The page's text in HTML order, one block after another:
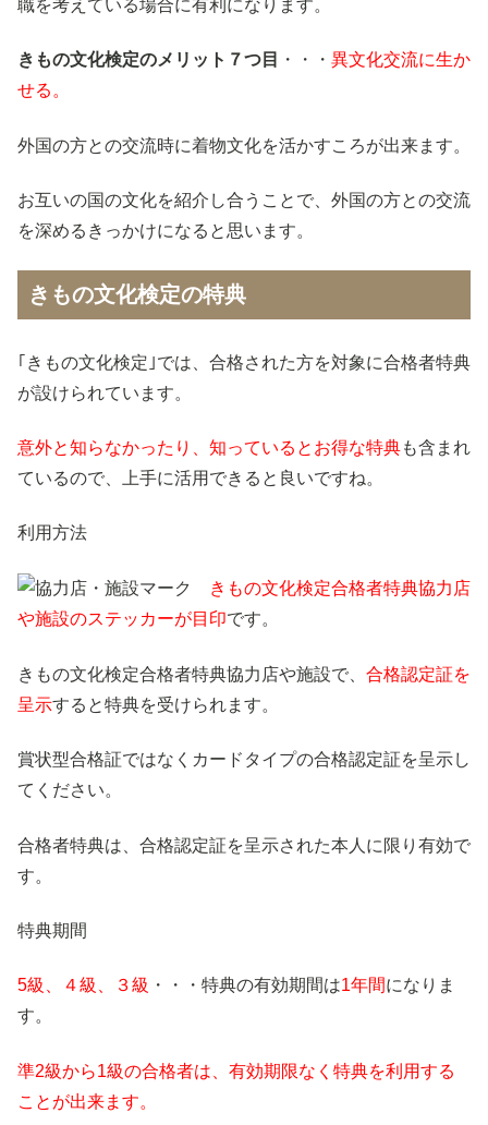
職を考えている場合に有利になります。
きもの文化検定のメリット７つ目 ・・・ 異文化交流に生か
せる。
外国の方との交流時に着物文化を活かすころが出来ます。
お互いの国の文化を紹介し合うことで、外国の方との交流
を深めるきっかけになると思います。
きもの文化検定の特典
｢きもの文化検定｣では、合格された方を対象に合格者特典
が設けられています。
意外と知らなかったり、知っているとお得な特典も含まれ
ているので、上手に活用できると良いですね。
利用方法
きもの文化検定合格者特典協力店
や施設のステッカーが目印です。
きもの文化検定合格者特典協力店や施設で、 合格認定証を
呈示すると特典を受けられます。
賞状型合格証ではなくカードタイプの合格認定証を呈示し
てください。
合格者特典は、合格認定証を呈示された本人に限り有効で
す。
特典期間
5級、４級、３級 ・・・特典の有効期間は1年間になりま
す。
準2級から1級の合格者は、有効期限なく特典を利用する
ことが出来ます。